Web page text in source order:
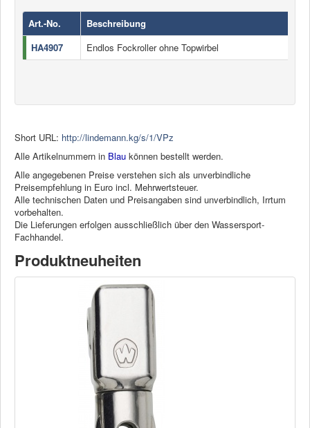
Art.-No.
Beschreibung
HA4907
Endlos Fockroller ohne Topwirbel
Short URL: http://lindemann.kg/s/1/VPz
Alle Artikelnummern in Blau können bestellt werden.
Alle angegebenen Preise verstehen sich als unverbindliche
Preisempfehlung in Euro incl. Mehrwertsteuer.
Alle technischen Daten und Preisangaben sind unverbindlich, Irrtum
vorbehalten.
Die Lieferungen erfolgen ausschließlich über den Wassersport-
Fachhandel.
Produktneuheiten